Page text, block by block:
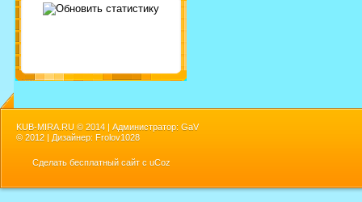
KUB-MIRA.RU © 2014 | Администратор: GaV
© 2012 | Дизайнер: Frolov1028
Сделать бесплатный сайт с uCoz